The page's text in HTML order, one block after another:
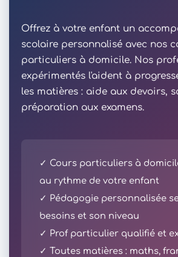
Offrez à votre enfant un
scolaire personnalisé avec nos
particuliers à domicile. Nos
expérimentés l'aident à
les matières : aide aux devoirs,
préparation aux examens.
✓ Cours particuliers à
au rythme de votre enfant
✓ Pédagogie personnalisée
besoins et son niveau
✓ Prof particulier qualifié et
✓ Toutes matières : maths,